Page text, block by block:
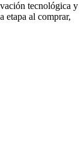
tecnológica y
etapa al comprar,